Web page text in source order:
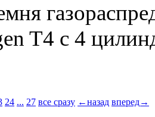
T4 c 4
24 ... 27 все сразу ←назад вперед→